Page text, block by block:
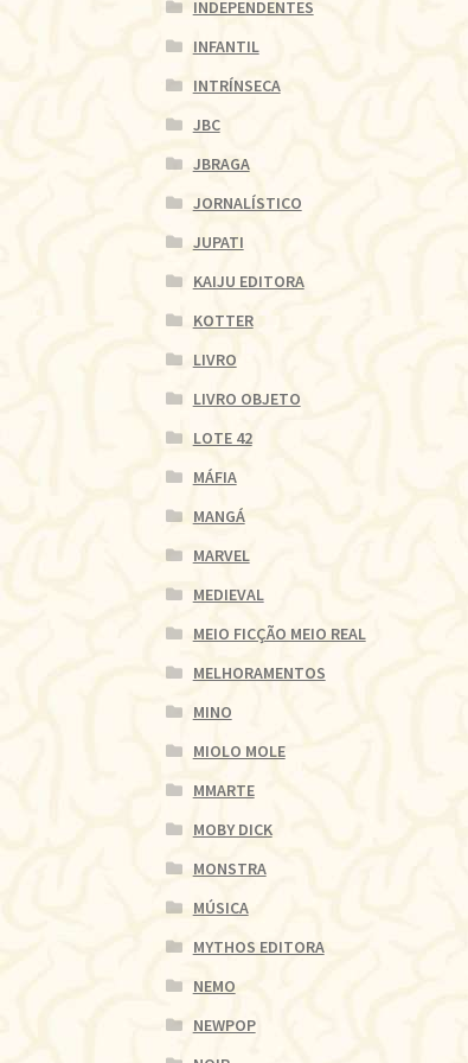
INDEPENDENTES
INFANTIL
INTRÍNSECA
JBC
JBRAGA
JORNALÍSTICO
JUPATI
KAIJU EDITORA
KOTTER
LIVRO
LIVRO OBJETO
LOTE 42
MÁFIA
MANGÁ
MARVEL
MEDIEVAL
MEIO FICÇÃO MEIO REAL
MELHORAMENTOS
MINO
MIOLO MOLE
MMARTE
MOBY DICK
MONSTRA
MÚSICA
MYTHOS EDITORA
NEMO
NEWPOP